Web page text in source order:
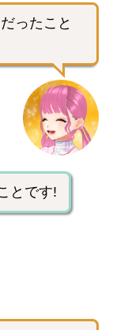
ったこと
とです!